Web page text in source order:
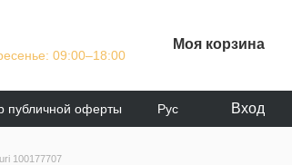
09:00–18:00
Моя корзина
публичной оферты
Рус Вход
100177707